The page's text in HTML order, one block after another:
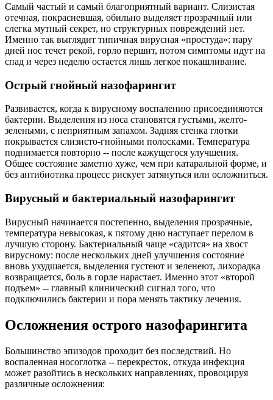
Самый частый и самый благоприятный вариант. Слизистая
отечная, покрасневшая, обильно выделяет прозрачный или
слегка мутный секрет, но структурных повреждений нет.
Именно так выглядит типичная вирусная «простуда»: пару
дней нос течет рекой, горло першит, потом симптомы идут на
спад и через неделю остается лишь легкое покашливание.
Острый гнойный назофарингит
Развивается, когда к вирусному воспалению присоединяются
бактерии. Выделения из носа становятся густыми, желто-
зелеными, с неприятным запахом. Задняя стенка глотки
покрывается слизисто-гнойными полосками. Температура
поднимается повторно -- после кажущегося улучшения.
Общее состояние заметно хуже, чем при катаральной форме, и
без антибиотика процесс рискует затянуться или осложниться.
Вирусный и бактериальный назофарингит
Вирусный начинается постепенно, выделения прозрачные,
температура невысокая, к пятому дню наступает перелом в
лучшую сторону. Бактериальный чаще «садится» на хвост
вирусному: после нескольких дней улучшения состояние
вновь ухудшается, выделения густеют и зеленеют, лихорадка
возвращается, боль в горле нарастает. Именно этот «второй
подъем» -- главный клинический сигнал того, что
подключились бактерии и пора менять тактику лечения.
Осложнения острого назофарингита
Большинство эпизодов проходит без последствий. Но
воспаленная носоглотка -- перекресток, откуда инфекция
может разойтись в нескольких направлениях, провоцируя
различные осложнения: